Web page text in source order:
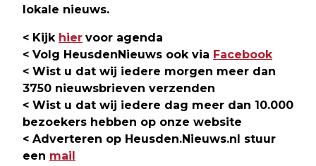
lokale nieuws.
< Kijk hier voor agenda
< Volg HeusdenNieuws ook via Facebook
< Wist u dat wij iedere morgen meer dan
3750 nieuwsbrieven verzenden
< Wist u dat wij iedere dag meer dan 10.000
bezoekers hebben op onze website
< Adverteren op Heusden.Nieuws.nl stuur
een mail